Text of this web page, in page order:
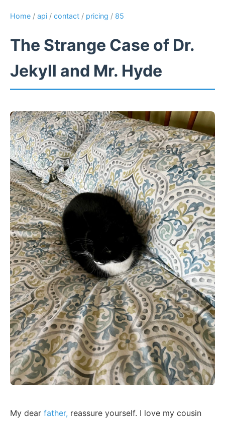
Home / api / contact / pricing / 85
The Strange Case of Dr.
Jekyll and Mr. Hyde
My dear father, reassure yourself. I love my cousin